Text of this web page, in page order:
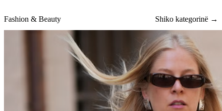
Fashion & Beauty Shiko kategorinë →